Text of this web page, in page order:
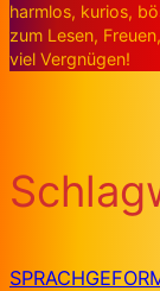
harmlos, kurios,
zum Lesen,
viel Vergnügen!